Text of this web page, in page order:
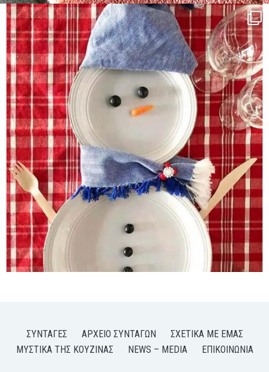
ΣΥΝΤΑΓΈΣ ΑΡΧΕΊΟ ΣΥΝΤΑΓΏΝ
ΣΧΕΤΙΚΆ ΜΕ ΕΜΆΣ
ΜΥΣΤΙΚΆ ΤΗΣ ΚΟΥΖΊΝΑΣ
NEWS – MEDIA ΕΠΙΚΟΙΝΩΝΊΑ